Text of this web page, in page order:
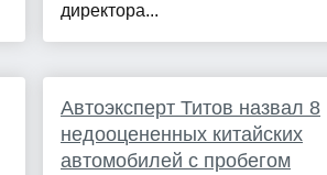
директора...
Автоэксперт Титов назвал 8
недооцененных китайских
автомобилей с пробегом